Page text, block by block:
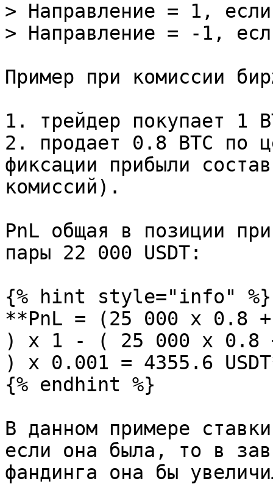
> Направление = 1,
> Направление = -1,
Пример при комиссии
1. трейдер покупает 1
2. продает 0.8 BTC по
фиксации прибыли
комиссий).
PnL общая в позиции
пары 22 000 USDT:
{% hint style="info" %}
**PnL = (25 000 х 0.8
) x 1 - ( 25 000 х 0.8
) х 0.001 = 4355.6
{% endhint %}
В данном примере
если она была, то в
фандинга она бы